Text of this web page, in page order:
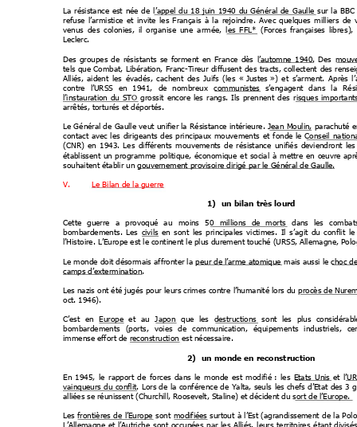
La résistance est née de l’appel du 18 juin 1940 du Général de Gaulle sur la BBC
refuse l’armistice et invite les Français à la rejoindre. Avec quelques milliers de
venus des colonies, il organise une armée, les FFL* (Forces françaises libres),
Leclerc.
Des groupes de résistants se forment en France dès l’automne 1940. Des
tels que Combat, Libération, Franc-Tireur diffusent des tracts, collectent des
Alliés, aident les évadés, cachent des Juifs (les « Justes ») et s’arment. Après
contre
l’URSS en 1941, de nombreux communistes s’engagent dans la Ré
l’instauration du STO grossit encore les rangs. Ils prennent des risques
arrêtés, torturés et déportés.
Le Général de Gaulle veut unifier la Résistance intérieure. Jean Moulin, parachuté
contact avec les dirigeants des principaux mouvements et fonde le Conseil
(CNR) en 1943. Les différents mouvements de résistance unifiés deviendront les
établissent un programme politique, économique et social à mettre en œuvre
souhaitent établir un gouvernement provisoire dirigé par le Général de Gaulle.
V. Le Bilan de la guerre
1) un bilan très lourd
Cette guerre a provoqué au moins 50 millions de morts dans les
bombardements. Les civils en sont les principales victimes. Il s’agit du conflit le
l’Histoire. L’Europe est le continent le plus durement touché (URSS, Allemagne,
Le monde doit désormais affronter la peur de l’arme atomique mais aussi le choc
camps d’extermination.
Les nazis ont été jugés pour leurs crimes contre l’humanité lors du procès de
oct. 1946).
C’est en Europe et au Japon que les destructions sont les plus
bombardements
(ports, voies de communication, équipements industriels,
immense effort de reconstruction est nécessaire.
2) un monde en reconstruction
En 1945, le rapport de forces dans le monde est modifié : les Etats Unis et
vainqueurs du conflit. L ors de la conférence de Yalta, seuls les chefs d’Etat des 3
alliées se réunissent (Churchill, Roosevelt, Staline) et décident du sort de l’Europe.
Les frontières de l’Europe sont modifiées surtout à l’Est (agrandissement de la
L’Allemagne et l’Autriche sont occupées par les Alliés, leurs territoires étant divisés